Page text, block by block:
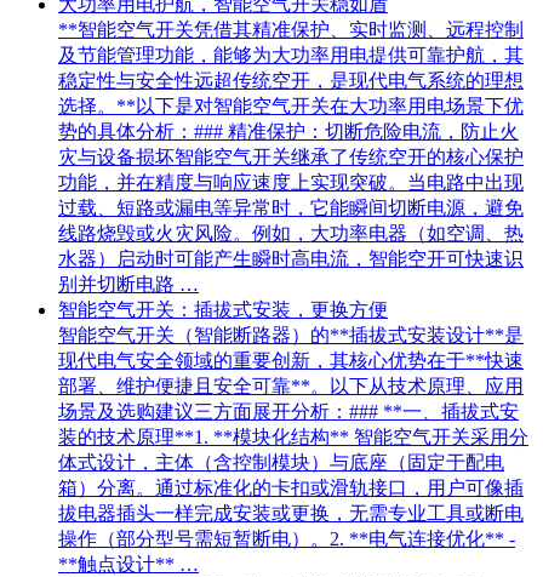
大功率用电护航，智能空气开关稳如盾
**智能空气开关凭借其精准保护、实时监测、远程控制
及节能管理功能，能够为大功率用电提供可靠护航，其
稳定性与安全性远超传统空开，是现代电气系统的理想
选择。**以下是对智能空气开关在大功率用电场景下优
势的具体分析：### 精准保护：切断危险电流，防止火
灾与设备损坏智能空气开关继承了传统空开的核心保护
功能，并在精度与响应速度上实现突破。当电路中出现
过载、短路或漏电等异常时，它能瞬间切断电源，避免
线路烧毁或火灾风险。例如，大功率电器（如空调、热
水器）启动时可能产生瞬时高电流，智能空开可快速识
别并切断电路 …
智能空气开关：插拔式安装，更换方便
智能空气开关（智能断路器）的**插拔式安装设计**是
现代电气安全领域的重要创新，其核心优势在于**快速
部署、维护便捷且安全可靠**。以下从技术原理、应用
场景及选购建议三方面展开分析：### **一、插拔式安
装的技术原理**1. **模块化结构** 智能空气开关采用分
体式设计，主体（含控制模块）与底座（固定于配电
箱）分离。通过标准化的卡扣或滑轨接口，用户可像插
拔电器插头一样完成安装或更换，无需专业工具或断电
操作（部分型号需短暂断电）。2. **电气连接优化** -
**触点设计** …